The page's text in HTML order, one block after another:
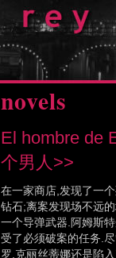
novels
El hombre de
个男人>>
在一家商店,发现了一
钻石;离案发现场不远
一个导弹武器.阿姆斯
受了必须破案的任务.
罗,克丽丝蒂娜还是陷